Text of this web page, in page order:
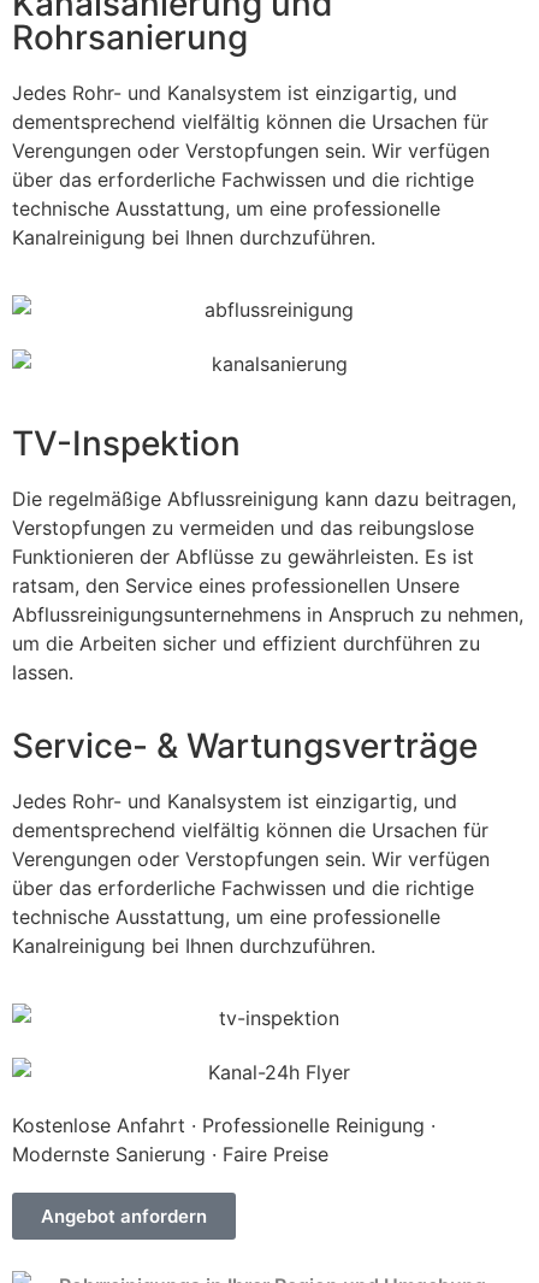
Rohrsanierung
Jedes Rohr- und Kanalsystem ist einzigartig, und
dementsprechend vielfältig können die Ursachen für
Verengungen oder Verstopfungen sein. Wir verfügen
über das erforderliche Fachwissen und die richtige
technische Ausstattung, um eine professionelle
Kanalreinigung bei Ihnen durchzuführen.
TV-Inspektion
Die regelmäßige Abflussreinigung kann dazu beitragen,
Verstopfungen zu vermeiden und das reibungslose
Funktionieren der Abflüsse zu gewährleisten. Es ist
ratsam, den Service eines professionellen Unsere
Abflussreinigungsunternehmens in Anspruch zu nehmen,
um die Arbeiten sicher und effizient durchführen zu
lassen.
Service- & Wartungsverträge
Jedes Rohr- und Kanalsystem ist einzigartig, und
dementsprechend vielfältig können die Ursachen für
Verengungen oder Verstopfungen sein. Wir verfügen
über das erforderliche Fachwissen und die richtige
technische Ausstattung, um eine professionelle
Kanalreinigung bei Ihnen durchzuführen.
Kostenlose Anfahrt · Professionelle Reinigung ·
Modernste Sanierung · Faire Preise
Angebot anfordern